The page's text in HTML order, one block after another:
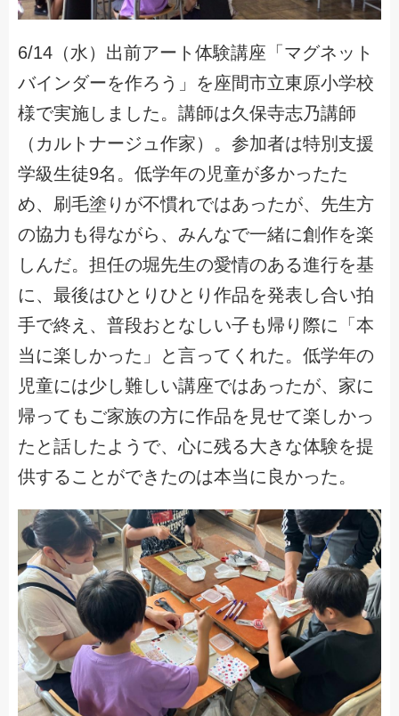
6/14（水）出前アート体験講座「マグネット
バインダーを作ろう」を座間市立東原小学校
様で実施しました。講師は久保寺志乃講師
（カルトナージュ作家）。参加者は特別支援
学級生徒9名。低学年の児童が多かったた
め、刷毛塗りが不慣れではあったが、先生方
の協力も得ながら、みんなで一緒に創作を楽
しんだ。担任の堀先生の愛情のある進行を基
に、最後はひとりひとり作品を発表し合い拍
手で終え、普段おとなしい子も帰り際に「本
当に楽しかった」と言ってくれた。低学年の
児童には少し難しい講座ではあったが、家に
帰ってもご家族の方に作品を見せて楽しかっ
たと話したようで、心に残る大きな体験を提
供することができたのは本当に良かった。